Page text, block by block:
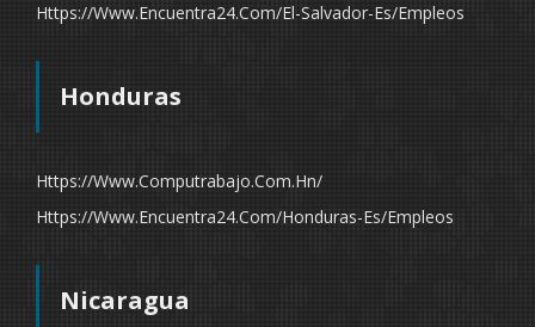
Https://www.encuentra24.com/el-Salvador-Es/empleos
Honduras
Https://www.computrabajo.com.hn/
Https://www.encuentra24.com/honduras-Es/empleos
Nicaragua